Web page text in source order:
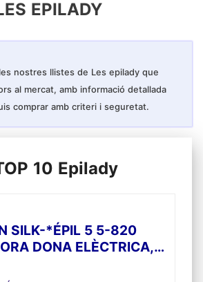
EPILADY
nostres llistes de Les epilady que
al mercat, amb informació detallada
comprar amb criteri i seguretat.
10 Epilady
SILK-*ÉPIL 5 5-820
DONA ELÈCTRICA,